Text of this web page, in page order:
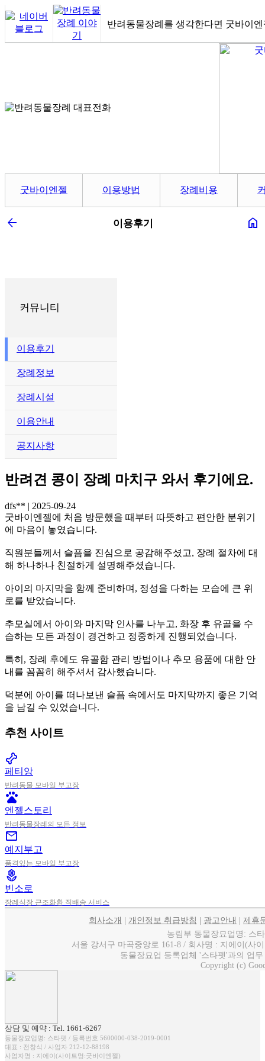
반려동물장례를 생각한다면 굿바이엔
굿바이엔젤 이용방법 장례비용
arrow_back 이용후기 home
커뮤니티
이용후기
장례정보
장례시설
이용안내
공지사항
반려견 콩이 장례 마치구 와서 후기에요.
dfs** | 2025-09-24
굿바이엔젤에 처음 방문했을 때부터 따뜻하고 편안한 분위기
에 마음이 놓였습니다.
직원분들께서 슬픔을 진심으로 공감해주셨고, 장례 절차에 대
해 하나하나 친절하게 설명해주셨습니다.
아이의 마지막을 함께 준비하며, 정성을 다하는 모습에 큰 위
로를 받았습니다.
추모실에서 아이와 마지막 인사를 나누고, 화장 후 유골을 수
습하는 모든 과정이 경건하고 정중하게 진행되었습니다.
특히, 장례 후에도 유골함 관리 방법이나 추모 용품에 대한 안
내를 꼼꼼히 해주셔서 감사했습니다.
덕분에 아이를 떠나보낸 슬픔 속에서도 마지막까지 좋은 기억
을 남길 수 있었습니다.
추천 사이트
pet_supplies
페티앙
반려동물 모바일 부고장
pets
엔젤스토리
반려동물장례의 모든 정보
mail
예지부고
품격있는 모바일 부고장
local_florist
빈소로
장례식장 근조화환 직배송 서비스
회사소개 개인정보 취급방침 광고안내
제휴
농림부 동물장묘업명: 스
서울 강서구 마곡중앙로 161-8 / 회사명 : 지에이(사
동물장묘업 등록업체 '스타펫'과의 업
Copyright (c)
상담 및 예약 : Tel. 1661-6267
동물장묘업명: 스타펫 / 등록번호 5600000-038-2019-0001
대표 : 전창식 / 사업자 212-12-88198
사업자명 : 지에이(사이트명:굿바이엔젤)